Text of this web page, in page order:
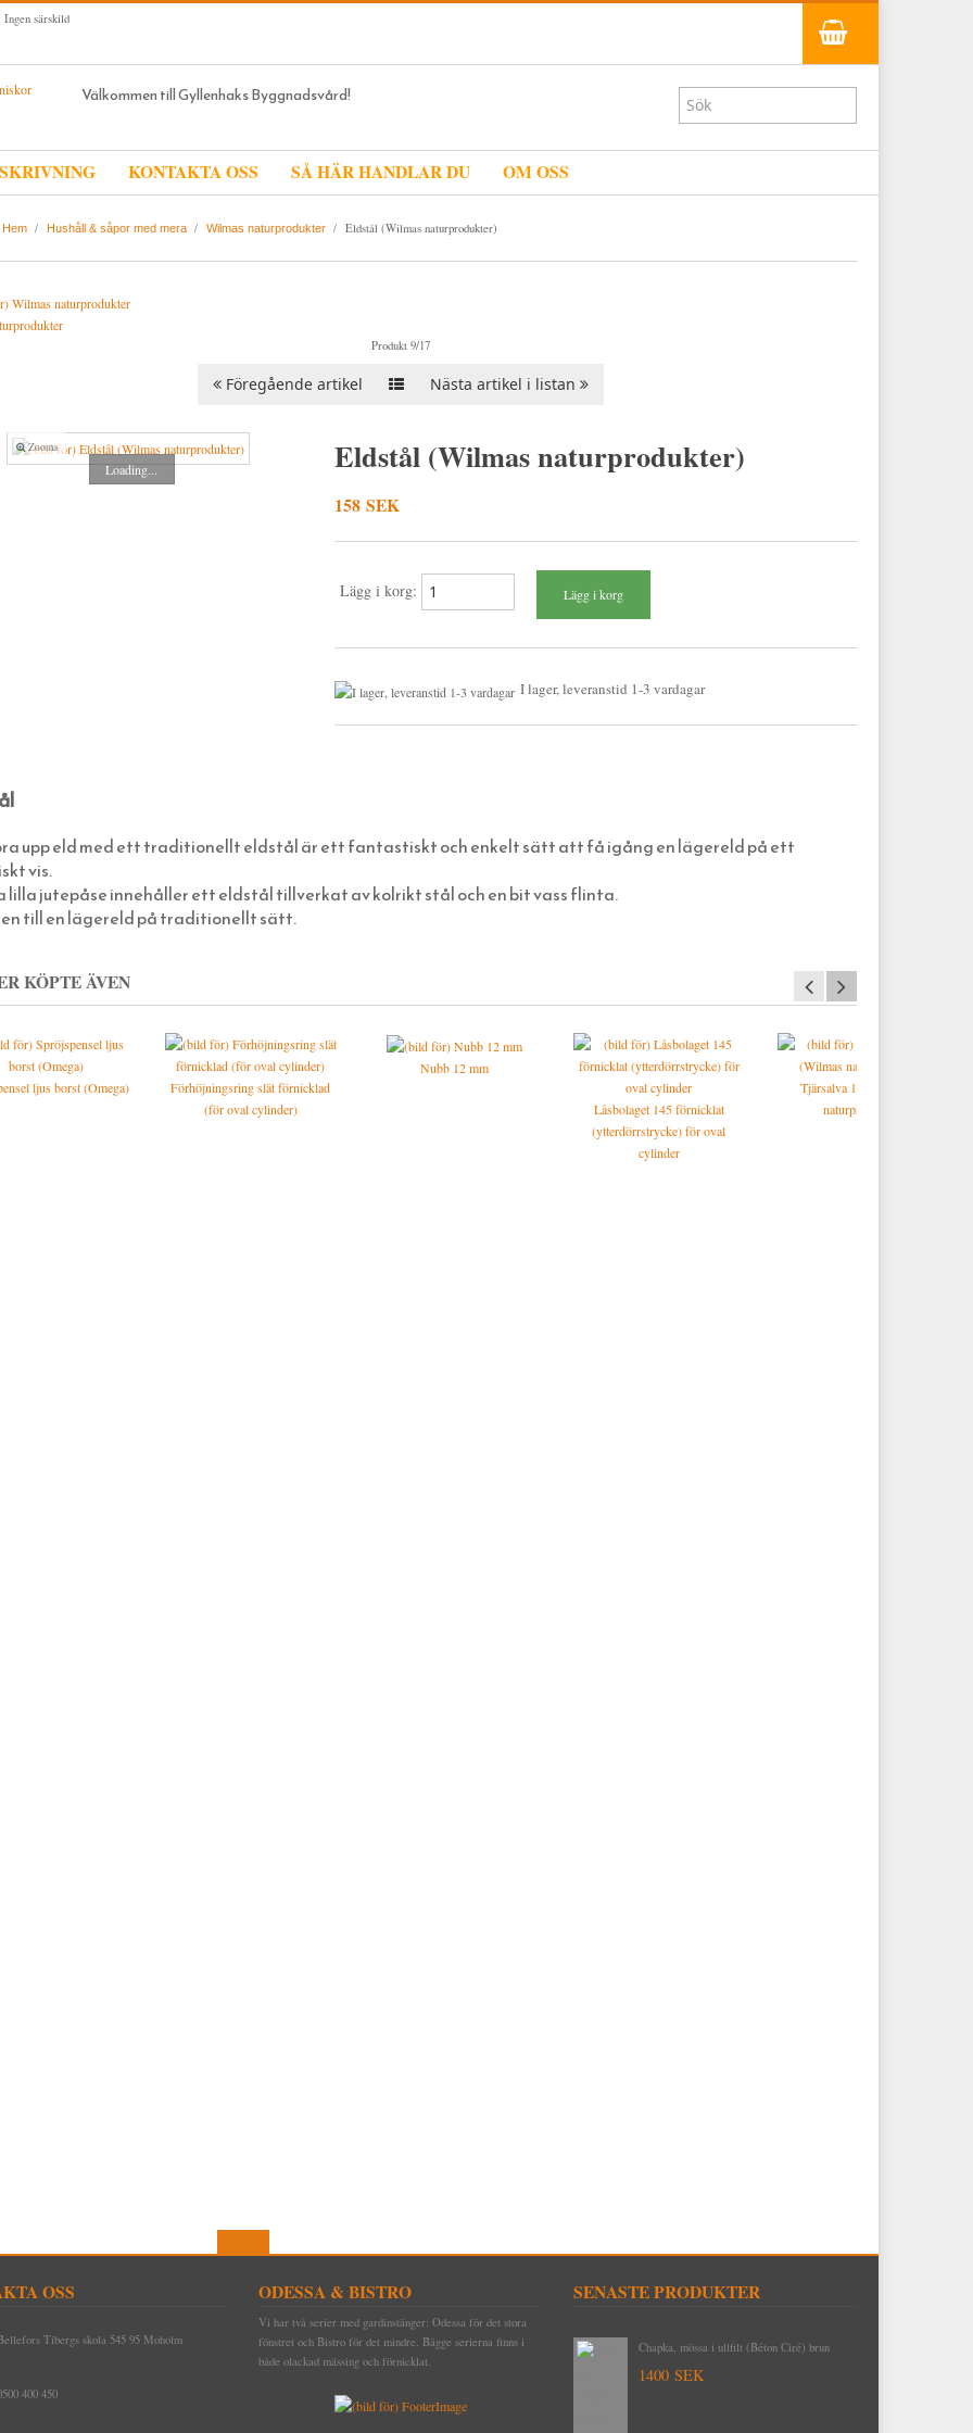
Ingen särskild
Välkommen till Gyllenhaks Byggnadsvård!
KONTAKTA OSS SÅ HÄR HANDLAR DU OM OSS
Hem / Hushåll & såpor med mera / Wilmas naturprodukter / Eldstål (Wilmas naturprodukter)
Produkt 9/17
Föregående artikel Nästa artikel i listan
Loading...
Zooma Eldstål (Wilmas naturprodukter)
158 SEK
Lägg i korg:
I lager, leveranstid 1-3 vardagar
upp eld med ett traditionellt eldstål är ett fantastiskt och enkelt sätt att få igång en lägereld på ett
vis.
lilla jutepåse innehåller ett eldstål tillverkat av kolrikt stål och en bit vass flinta.
till en lägereld på traditionellt sätt.
KÖPTE ÄVEN
ljus borst (Omega)
Förhöjningsring slät förnicklad
(för oval cylinder)
Nubb 12 mm
Låsbolaget 145 förnicklat
(ytterdörrstrycke) för oval
cylinder
Tjärsalva 15 ml (Wilmas
naturprodukter)
OSS
Tibergs skola 545 95 Moholm
400 450
ODESSA & BISTRO
Vi har två serier med gardinstänger: Odessa för det stora
fönstret och Bistro för det mindre. Bägge serierna finns i
både olackad mässing och förnicklat.
SENASTE PRODUKTER
49 stycken)
425 SEK